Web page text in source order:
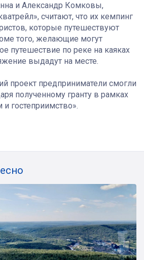
и Александр Комковы,
считают, что их кемпинг
которые путешествуют
того, желающие могут
путешествие по реке на каяках
выдадут на месте.
проект предприниматели смогли
полученному гранту в рамках
гостеприимство».